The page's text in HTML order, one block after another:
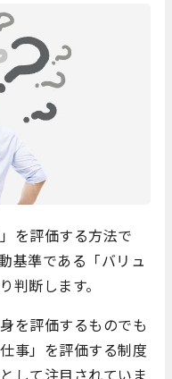
を評価する方法で
基準である「バリュ
判断します。
を評価するものでも
事」を評価する制度